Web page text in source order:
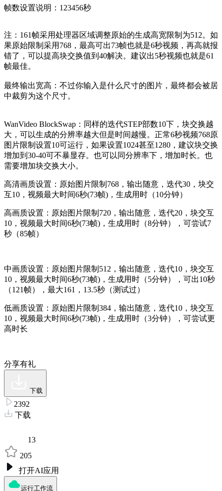
帧数设置说明：123456秒
注：161帧采用处理器区域调整原始的生成高宽限制为512。如
果原始限制采用768，最高可出73帧也就是6秒视频，再高就报
错了，可以提高块交换值到40解决。建议出5秒视频也就是61
帧最佳。
最终输出宽高：不过你输入是什么尺寸的图片，最终都会被居
中裁剪为这个尺寸。
WanVideo BlockSwap：同样的迭代STEP部数10下，块交换越
大，可以生成的分辨率越大但是时间越慢。正常6秒视频768原
图片限制设置10可运行，如果设置1024甚至1280，建议块交换
增加到30-40可不暴显存。也可以同分辨率下，增加时长。也
需要增加块交换大小。
高清画质设置：原始图片限制768，输出随意，迭代30，块交
互10，视频最大时间6秒(73帧)，生成用时（10分钟）
高画质设置：原始图片限制720，输出随意，迭代20，块交互
10，视频最大时间6秒(73帧)，生成用时（8分钟），可尝试7
秒（85帧）
中画质设置：原始图片限制512，输出随意，迭代10，块交互
10，视频最大时间6秒(73帧)，生成用时（5分钟），可出10秒
（121帧），最大161，13.5秒（测试过）
低画质设置：原始图片限制384，输出随意，迭代10，块交互
10，视频最大时间6秒(73帧)，生成用时（3分钟），可尝试更
高时长
分享有礼
下载
2392
下载
13
205
打开AI应用
运行工作流